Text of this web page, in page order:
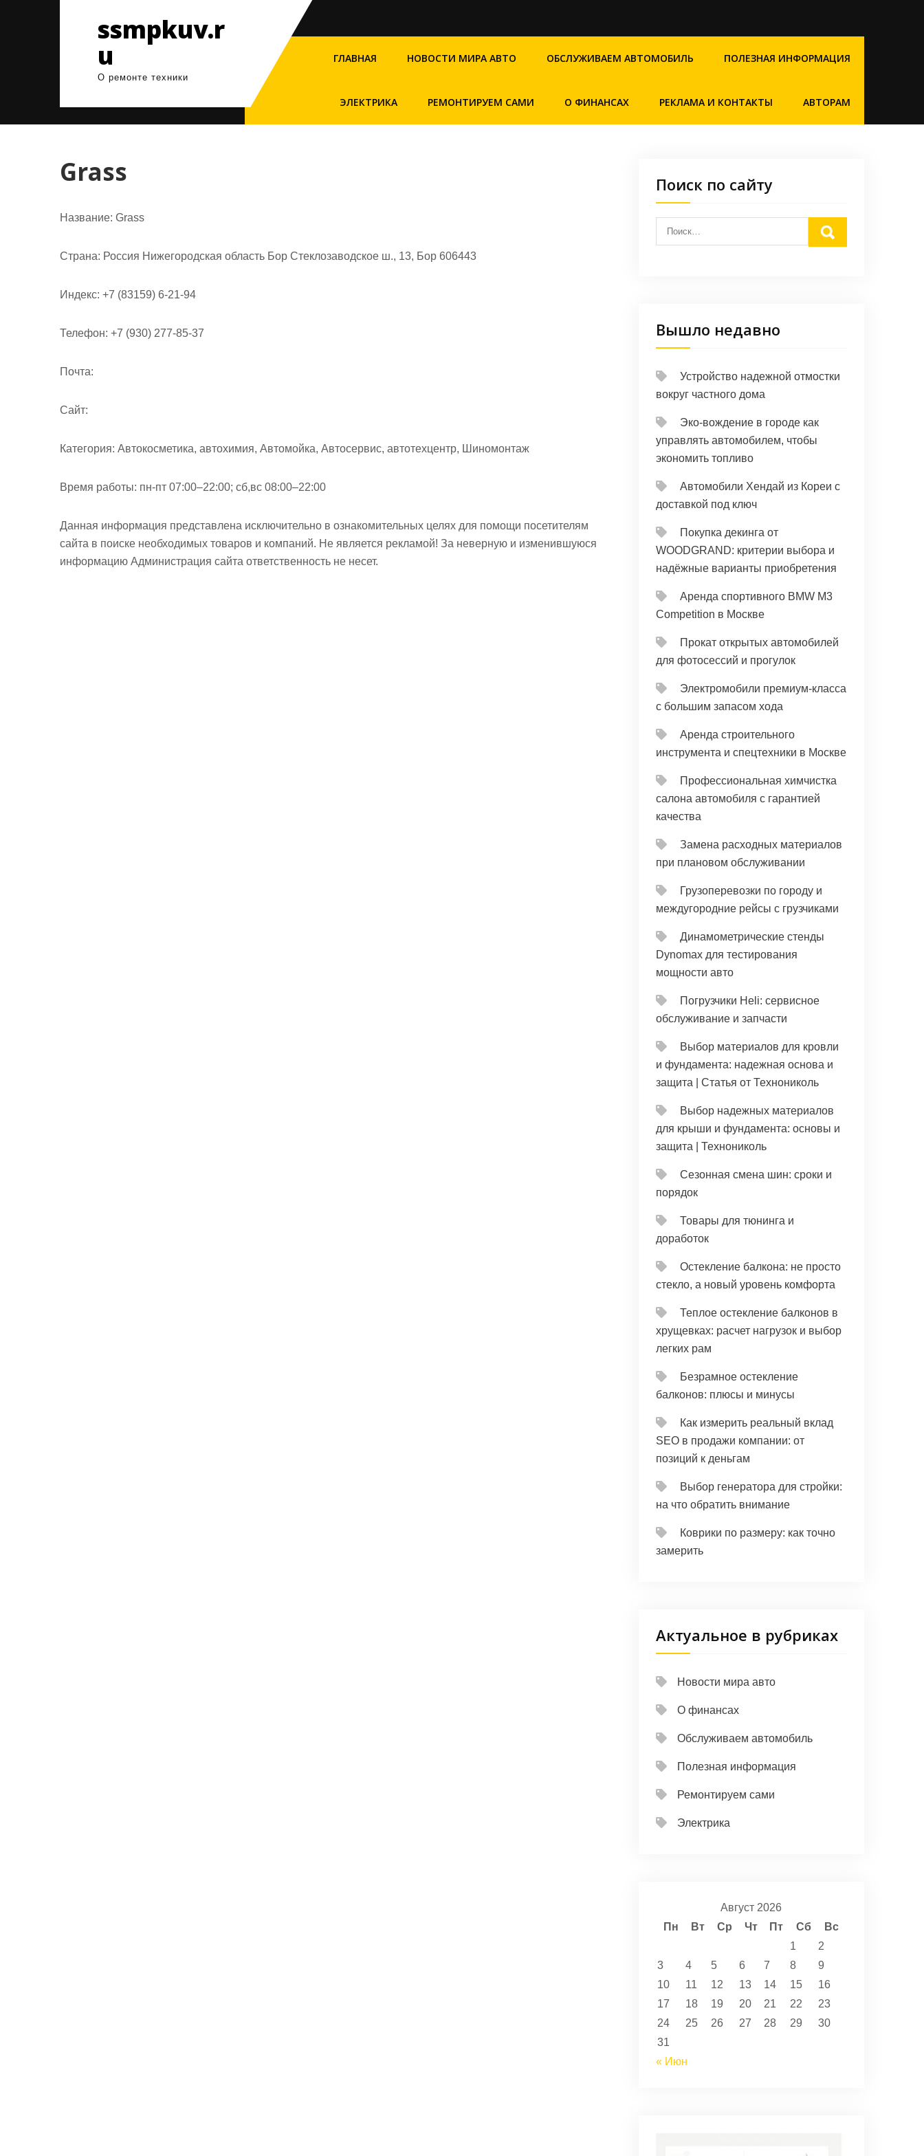
ssmpkuv.r
u
О ремонте техники
ГЛАВНАЯ НОВОСТИ МИРА АВТО ОБСЛУЖИВАЕМ АВТОМОБИЛЬ ПОЛЕЗНАЯ ИНФОРМАЦИЯ
ЭЛЕКТРИКА РЕМОНТИРУЕМ САМИ О ФИНАНСАХ РЕКЛАМА И КОНТАКТЫ АВТОРАМ
Grass
Название: Grass
Страна: Россия Нижегородская область Бор Стеклозаводское ш., 13, Бор 606443
Индекс: +7 (83159) 6-21-94
Телефон: +7 (930) 277-85-37
Почта:
Cайт:
Категория: Автокосметика, автохимия, Автомойка, Автосервис, автотехцентр, Шиномонтаж
Время работы: пн-пт 07:00–22:00; сб,вс 08:00–22:00
Данная информация представлена исключительно в ознакомительных целях для помощи посетителям
сайта в поиске необходимых товаров и компаний. Не является рекламой! За неверную и изменившуюся
информацию Администрация сайта ответственность не несет.
Поиск по сайту
Вышло недавно
Устройство надежной отмостки
вокруг частного дома
Эко-вождение в городе как
управлять автомобилем, чтобы
экономить топливо
Автомобили Хендай из Кореи с
доставкой под ключ
Покупка декинга от
WOODGRAND: критерии выбора и
надёжные варианты приобретения
Аренда спортивного BMW M3
Competition в Москве
Прокат открытых автомобилей
для фотосессий и прогулок
Электромобили премиум-класса
с большим запасом хода
Аренда строительного
инструмента и спецтехники в Москве
Профессиональная химчистка
салона автомобиля с гарантией
качества
Замена расходных материалов
при плановом обслуживании
Грузоперевозки по городу и
междугородние рейсы с грузчиками
Динамометрические стенды
Dynomax для тестирования
мощности авто
Погрузчики Heli: сервисное
обслуживание и запчасти
Выбор материалов для кровли
и фундамента: надежная основа и
защита | Статья от Технониколь
Выбор надежных материалов
для крыши и фундамента: основы и
защита | Технониколь
Сезонная смена шин: сроки и
порядок
Товары для тюнинга и
доработок
Остекление балкона: не просто
стекло, а новый уровень комфорта
Теплое остекление балконов в
хрущевках: расчет нагрузок и выбор
легких рам
Безрамное остекление
балконов: плюсы и минусы
Как измерить реальный вклад
SEO в продажи компании: от
позиций к деньгам
Выбор генератора для стройки:
на что обратить внимание
Коврики по размеру: как точно
замерить
Актуальное в рубриках
Новости мира авто
О финансах
Обслуживаем автомобиль
Полезная информация
Ремонтируем сами
Электрика
Август 2026
Пн
Вт Ср Чт Пт Сб
Вс
1
2
3
4 5 6 7 8
9
10
11 12 13 14 15
16
17
18 19 20 21 22
23
24
25 26 27 28 29
30
31
« Июн